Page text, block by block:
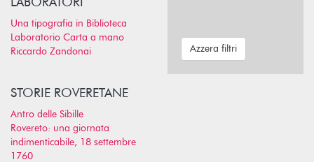
LABORATORI
Una tipografia in Biblioteca
Laboratorio Carta a mano
Riccardo Zandonai
STORIE ROVERETANE
Antro delle Sibille
Rovereto: una giornata
indimenticabile, 18 settembre
1760
Azzera filtri